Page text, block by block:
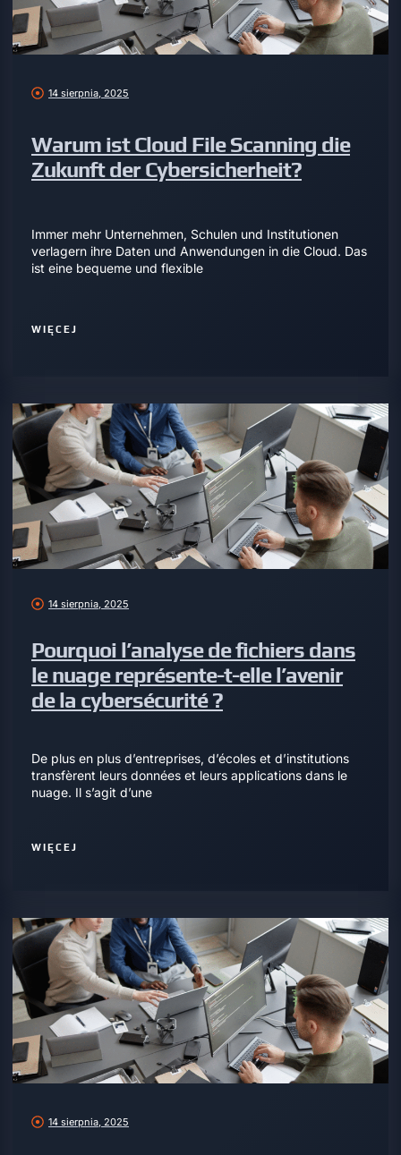
14 sierpnia, 2025
Warum ist Cloud File Scanning die
Zukunft der Cybersicherheit?
Immer mehr Unternehmen, Schulen und Institutionen
verlagern ihre Daten und Anwendungen in die Cloud. Das
ist eine bequeme und flexible
WIĘCEJ
14 sierpnia, 2025
Pourquoi l’analyse de fichiers dans
le nuage représente-t-elle l’avenir
de la cybersécurité ?
De plus en plus d’entreprises, d’écoles et d’institutions
transfèrent leurs données et leurs applications dans le
nuage. Il s’agit d’une
WIĘCEJ
14 sierpnia, 2025